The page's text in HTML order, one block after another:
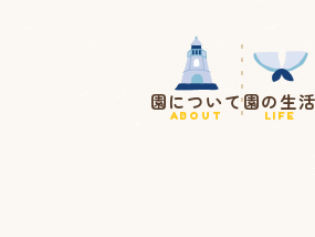
園について
ABOUT
園の生
LIFE